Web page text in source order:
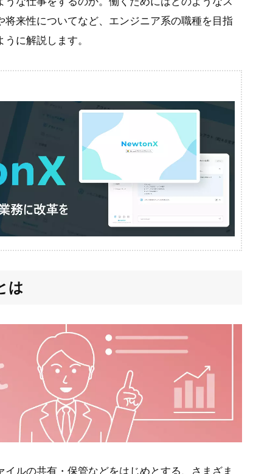
将来性についてなど、エンジニア系の職種を目指
に解説します。
は
イルの共有・保管などをはじめとする、さまざま